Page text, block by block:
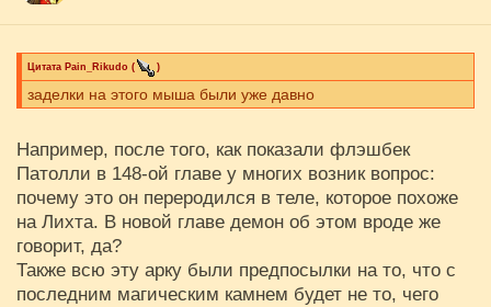
Цитата Pain_Rikudo ( )
заделки на этого мыша были уже давно
Например, после того, как показали флэшбек
Патолли в 148-ой главе у многих возник вопрос:
почему это он переродился в теле, которое похоже
на Лихта. В новой главе демон об этом вроде же
говорит, да?
Также всю эту арку были предпосылки на то, что с
последним магическим камнем будет не то, чего